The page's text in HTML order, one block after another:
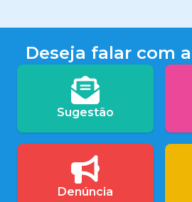
Deseja falar com
Sugestão
Denúncia